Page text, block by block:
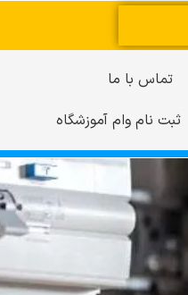
تماس با ما
ثبت نام وام آموزشگاه